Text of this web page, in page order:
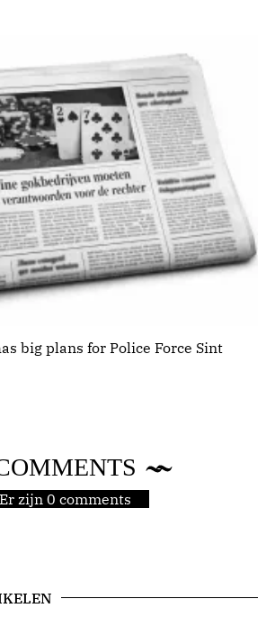
big plans for Police Force Sint
Er zijn 0 comments